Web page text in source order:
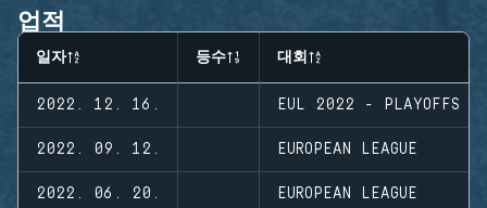
업적
일자 등수 대회
2022. 12. 16. EUL 2022 - PLAYOFFS
2022. 09. 12. EUROPEAN LEAGUE
2022. 06. 20. EUROPEAN LEAGUE